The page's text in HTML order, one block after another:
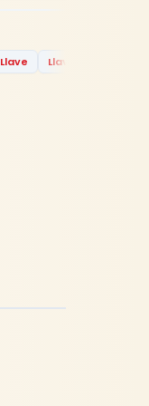
Llave Llave Racores